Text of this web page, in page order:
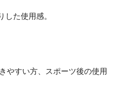
した使用感。
やすい方、スポーツ後の使用